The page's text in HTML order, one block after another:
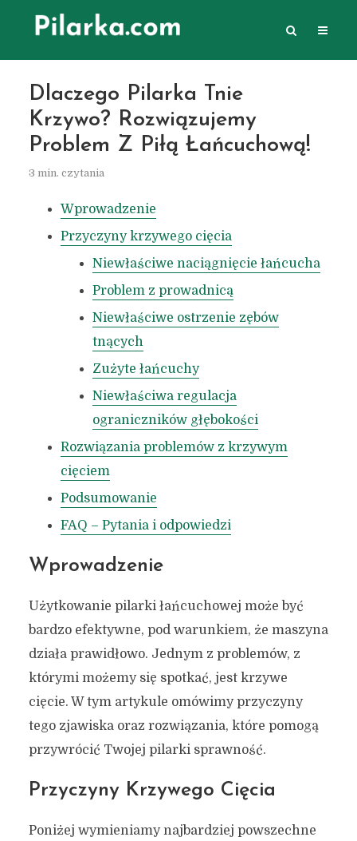
Dlaczego Pilarka Tnie
Krzywo? Rozwiązujemy
Problem Z Piłą Łańcuchową!
3 min. czytania
Wprowadzenie
Przyczyny krzywego cięcia
Niewłaściwe naciągnięcie łańcucha
Problem z prowadnicą
Niewłaściwe ostrzenie zębów
tnących
Zużyte łańcuchy
Niewłaściwa regulacja
ograniczników głębokości
Rozwiązania problemów z krzywym
cięciem
Podsumowanie
FAQ – Pytania i odpowiedzi
Wprowadzenie
Użytkowanie pilarki łańcuchowej może być
bardzo efektywne, pod warunkiem, że maszyna
działa prawidłowo. Jednym z problemów, z
którymi możemy się spotkać, jest krzywe
cięcie. W tym artykule omówimy przyczyny
tego zjawiska oraz rozwiązania, które pomogą
przywrócić Twojej pilarki sprawność.
Przyczyny Krzywego Cięcia
Poniżej wymieniamy najbardziej powszechne